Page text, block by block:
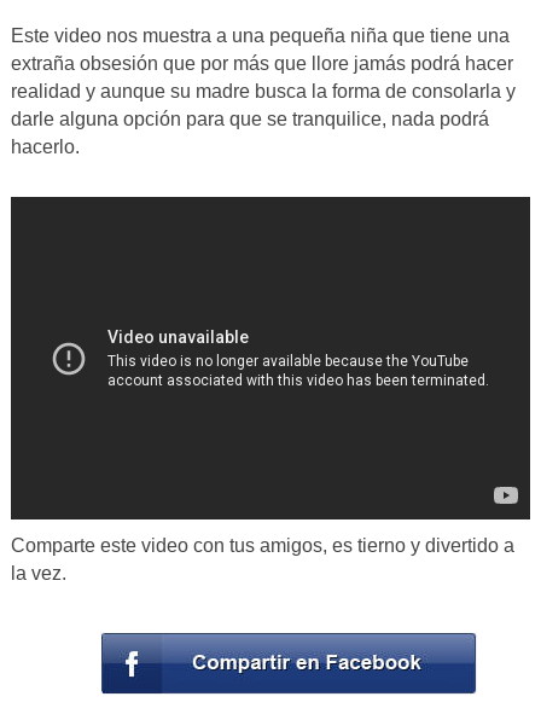
Este video nos muestra a una pequeña niña que tiene una
extraña obsesión que por más que llore jamás podrá hacer
realidad y aunque su madre busca la forma de consolarla y
darle alguna opción para que se tranquilice, nada podrá
hacerlo.
Comparte este video con tus amigos, es tierno y divertido a
la vez.